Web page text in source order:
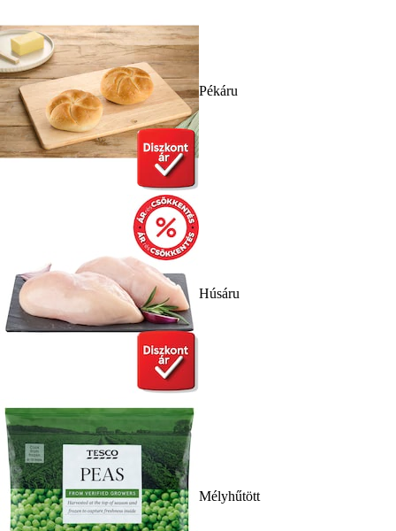
Pékáru
Húsáru
Mélyhűtött